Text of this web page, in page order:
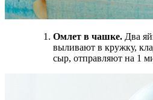
Омлет в чашке. Два
выливают в кружку,
сыр, отправляют на 1